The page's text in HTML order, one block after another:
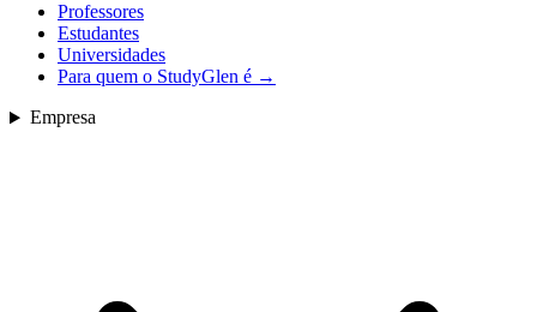
Professores
Estudantes
Universidades
Para quem o StudyGlen é →
Empresa